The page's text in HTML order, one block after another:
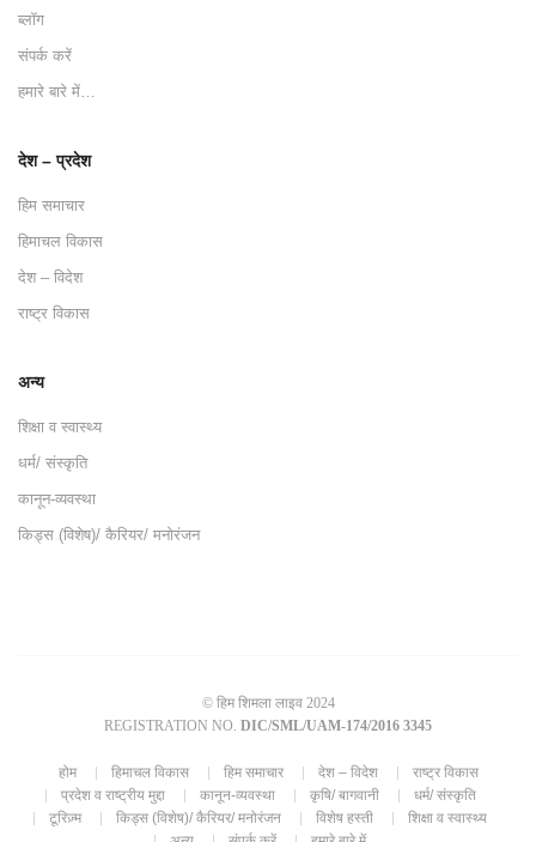
ब्लॉग
संपर्क करें
हमारे बारे में…
देश – प्रदेश
हिम समाचार
हिमाचल विकास
देश – विदेश
राष्ट्र विकास
अन्य
शिक्षा व स्वास्थ्य
धर्म/ संस्कृति
कानून-व्यवस्था
किड्स (विशेष)/ कैरियर/ मनोरंजन
© हिम शिमला लाइव 2024
REGISTRATION NO. DIC/SML/UAM-174/2016 3345
होम हिमाचल विकास हिम समाचार देश – विदेश
राष्ट्र विकास
प्रदेश व राष्ट्रीय मुद्दा
कानून-व्यवस्था कृषि/ बागवानी
धर्म/ संस्कृति
टूरिज़्म
किड्स (विशेष)/ कैरियर/ मनोरंजन विशेष हस्ती
शिक्षा व स्वास्थ्य